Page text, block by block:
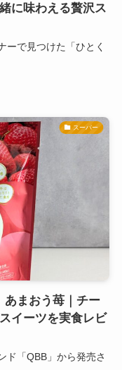
に味わえる贅沢ス
ーで見つけた「ひとく
スーパー
あまおう苺｜チー
イーツを実食レビ
ド「QBB」から発売さ